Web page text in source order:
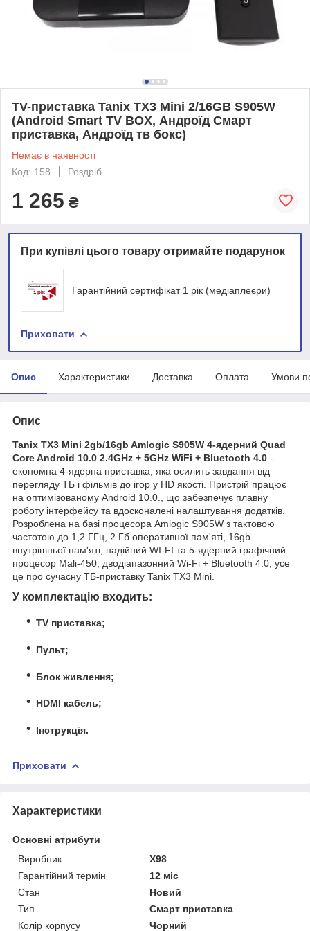
TV-приставка Tanix TX3 Mini 2/16GB S905W
(Android Smart TV BOX, Андроїд Смарт
приставка, Андроїд тв бокс)
Немає в наявності
Код: 158
Роздріб
1 265 ₴
При купівлі цього товару отримайте подарунок
Гарантійний сертифікат 1 рік (медіаплеєри)
Приховати
Опис Характеристики Доставка Оплата Умови
Опис
Tanix TX3 Mini 2gb/16gb Amlogic S905W 4-ядерний Quad
Core Android 10.0 2.4GHz + 5GHz WiFi + Bluetooth 4.0 -
економна 4-ядерна приставка, яка осилить завдання від
перегляду ТБ і фільмів до ігор у HD якості. Пристрій працює
на оптимізованому Android 10.0., що забезпечує плавну
роботу інтерфейсу та вдосконалені налаштування додатків.
Розроблена на базі процесора Amlogic S905W з тактовою
частотою до 1,2 ГГц, 2 Гб оперативної пам'яті, 16gb
внутрішньої пам'яті, надійний WI-FI та 5-ядерний графічний
процесор Mali-450, дводіапазонний Wi-Fi + Bluetooth 4.0, усе
це про сучасну ТБ-приставку Tanix TX3 Mini.
У комплектацію входить:
TV приставка;
Пульт;
Блок живлення;
HDMI кабель;
Інструкція.
Приховати
Характеристики
Основні атрибути
Виробник
X98
Гарантійний термін
12 міс
Стан
Новий
Тип
Смарт приставка
Колір корпусу
Чорний